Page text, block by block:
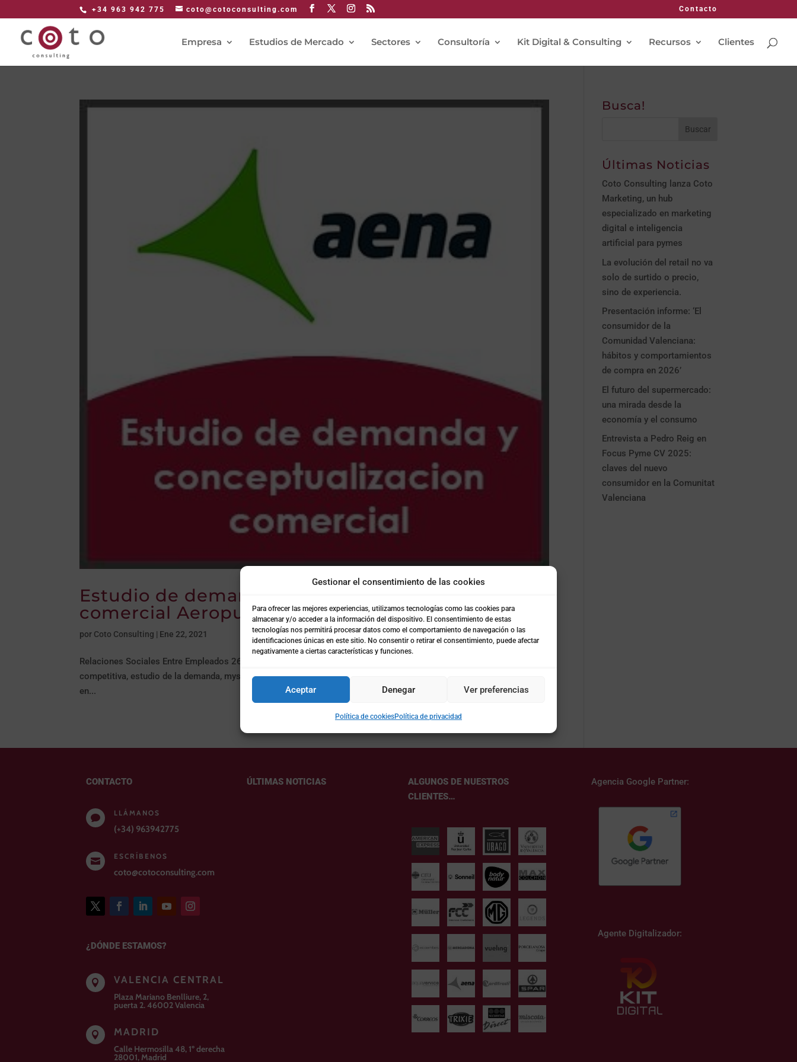
Gestionar el consentimiento de las cookies
Para ofrecer las mejores experiencias, utilizamos tecnologías como las cookies para
almacenar y/o acceder a la información del dispositivo. El consentimiento de estas
tecnologías nos permitirá procesar datos como el comportamiento de navegación o las
identificaciones únicas en este sitio. No consentir o retirar el consentimiento, puede afectar
negativamente a ciertas características y funciones.
Aceptar Denegar Ver preferencias
Política de cookiesPolítica de privacidad
+34 963 942 775 coto@cotoconsulting.com Contacto
Empresa Estudios de Mercado Sectores Consultoría Kit Digital & Consulting Recursos Clientes
Estudio de demanda y conceptualización
comercial Aeropuerto El Prat
por Coto Consulting | Ene 22, 2021
Relaciones Sociales Entre Empleados 26 enero, 2018 Categoría: estudios de mercado, estudio de la oferta
competitiva, estudio de la demanda, mystery shopping retail, diagnostico del punto de venta retail, circuito del cliente
en...
Busca!
Últimas Noticias
Coto Consulting lanza Coto
Marketing, un hub
especializado en marketing
digital e inteligencia
artificial para pymes
La evolución del retail no va
solo de surtido o precio,
sino de experiencia.
Presentación informe: ‘El
consumidor de la
Comunidad Valenciana:
hábitos y comportamientos
de compra en 2026’
El futuro del supermercado:
una mirada desde la
economía y el consumo
Entrevista a Pedro Reig en
Focus Pyme CV 2025:
claves del nuevo
consumidor en la Comunitat
Valenciana
CONTACTO

LLÁMANOS
(+34) 963942775

ESCRÍBENOS
coto@cotoconsulting.com
¿DÓNDE ESTAMOS?
 VALENCIA CENTRAL
Plaza Mariano Benlliure, 2,
puerta 2. 46002 Valencia
 MADRID
Calle Hermosilla 48, 1º derecha
28001, Madrid
ÚLTIMAS NOTICIAS
ALGUNOS DE NUESTROS
CLIENTES…
Agencia Google Partner:
Agente Digitalizador: